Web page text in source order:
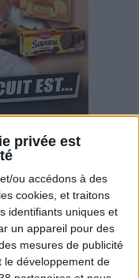
privée est
ou accédons à des
cookies, et traitons
identifiants uniques et
un appareil pour des
mesures de publicité
le développement de
valent vraiment
Voir tout